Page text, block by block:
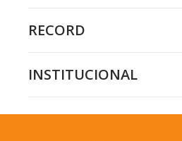
RECORD
INSTITUCIONAL